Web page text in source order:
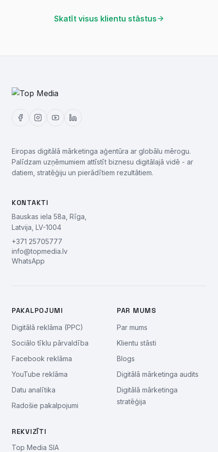
Skatīt visus klientu stāstus
Eiropas digitālā mārketinga aģentūra ar globālu mērogu.
Palīdzam uzņēmumiem attīstīt biznesu digitālajā vidē - ar
datiem, stratēģiju un pierādītiem rezultātiem.
KONTAKTI
Bauskas iela 58a, Rīga,
Latvija, LV-1004
+371 25705777
info@topmedia.lv
WhatsApp
PAKALPOJUMI
Digitālā reklāma (PPC)
Sociālo tīklu pārvaldība
Facebook reklāma
YouTube reklāma
Datu analītika
Radošie pakalpojumi
PAR MUMS
Par mums
Klientu stāsti
Blogs
Digitālā mārketinga audits
Digitālā mārketinga
stratēģija
REKVIZĪTI
Top Media SIA